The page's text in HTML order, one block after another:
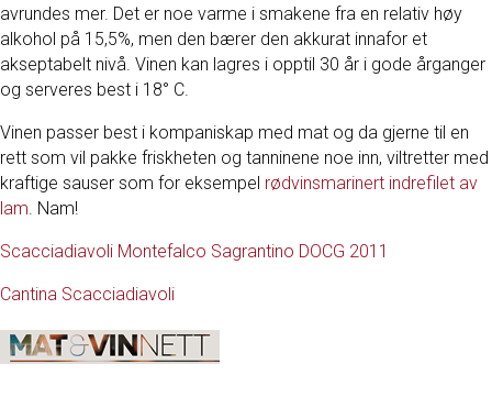
avrundes mer. Det er noe varme i smakene fra en relativ høy
alkohol på 15,5%, men den bærer den akkurat innafor et
akseptabelt nivå. Vinen kan lagres i opptil 30 år i gode årganger
og serveres best i 18° C.
Vinen passer best i kompaniskap med mat og da gjerne til en
rett som vil pakke friskheten og tanninene noe inn, viltretter med
kraftige sauser som for eksempel rødvinsmarinert indrefilet av
lam. Nam!
Scacciadiavoli Montefalco Sagrantino DOCG 2011
Cantina Scacciadiavoli